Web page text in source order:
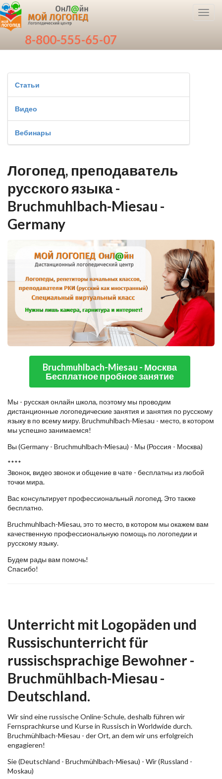
8-800-555-65-07
Статьи
Видео
Вебинары
Логопед, преподаватель
русского языка -
Bruchmuhlbach-Miesau -
Germany
Bruchmuhlbach-Miesau - Москва
Бесплатное пробное занятие
Мы - русская онлайн школа, поэтому мы проводим
дистанционные логопедические занятия и занятия по русскому
языку в по всему миру. Bruchmuhlbach-Miesau - место, в котором
мы успешно занимаемся!
Вы (Germany - Bruchmuhlbach-Miesau) - Мы (Россия - Москва)
****
Звонок, видео звонок и общение в чате - бесплатны из любой
точки мира.
Вас консультирует профессиональный логопед. Это также
бесплатно.
Bruchmuhlbach-Miesau, это то место, в котором мы окажем вам
качественную профессиональную помощь по логопедии и
русскому языку.
Будем рады вам помочь!
Спасибо!
Unterricht mit Logopäden und
Russischunterricht für
russischsprachige Bewohner -
Bruchmühlbach-Miesau -
Deutschland.
Wir sind eine russische Online-Schule, deshalb führen wir
Fernsprachkurse und Kurse in Russisch in Worldwide durch.
Bruchmühlbach-Miesau - der Ort, an dem wir uns erfolgreich
engagieren!
Sie (Deutschland - Bruchmühlbach-Miesau) - Wir (Russland -
Moskau)